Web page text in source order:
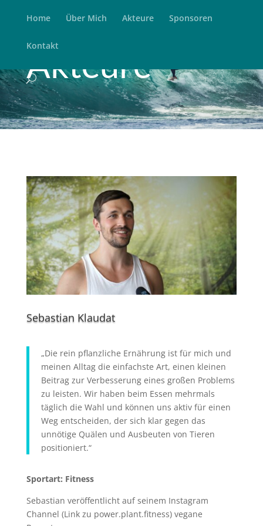
Home Über Mich Akteure Sponsoren
Kontakt
Akteure
Sebastian Klaudat
„Die rein pflanzliche Ernährung ist für mich und
meinen Alltag die einfachste Art, einen kleinen
Beitrag zur Verbesserung eines großen Problems
zu leisten. Wir haben beim Essen mehrmals
täglich die Wahl und können uns aktiv für einen
Weg entscheiden, der sich klar gegen das
unnötige Quälen und Ausbeuten von Tieren
positioniert.“
Sportart: Fitness
Sebastian veröffentlicht auf seinem Instagram
Channel (Link zu power.plant.fitness) vegane